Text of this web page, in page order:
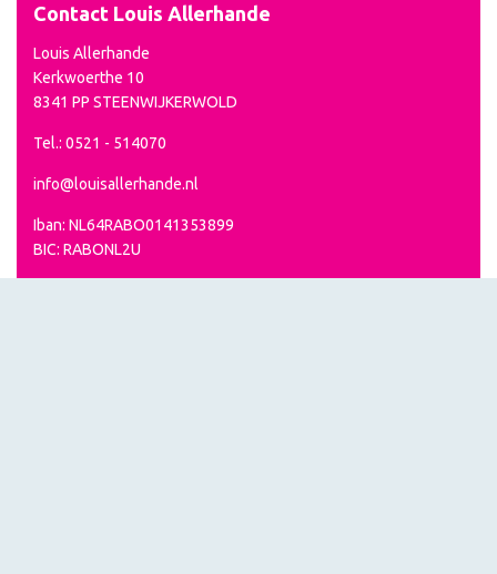
Contact Louis Allerhande
Louis Allerhande
Kerkwoerthe 10
8341 PP STEENWIJKERWOLD
Tel.: 0521 - 514070
info@louisallerhande.nl
Iban: NL64RABO0141353899
BIC: RABONL2U